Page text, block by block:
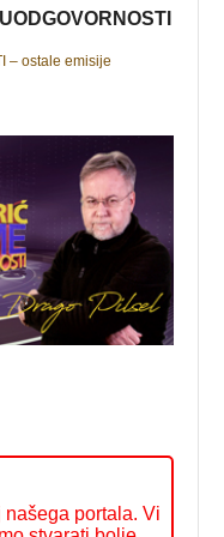
– ostale emisije
portala. Vi